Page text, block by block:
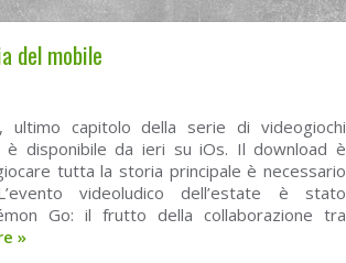
del mobile
ultimo capitolo della serie di videogiochi
è disponibile da ieri su iOs. Il download è
tutta la storia principale è necessario
videoludico dell’estate è stato
Go: il frutto della collaborazione tra
»